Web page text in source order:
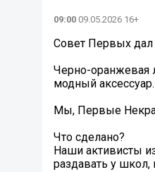
09:00 09.05.2026 16+
Совет Первых дал
Черно-оранжевая
модный
Мы, Первые
Что сделано?
Наши активисты
раздавать у школ,